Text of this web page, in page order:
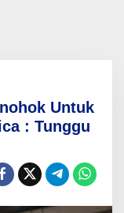
Untuk
: Tunggu